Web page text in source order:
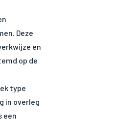
Deze
en
op de
type
in overleg
een